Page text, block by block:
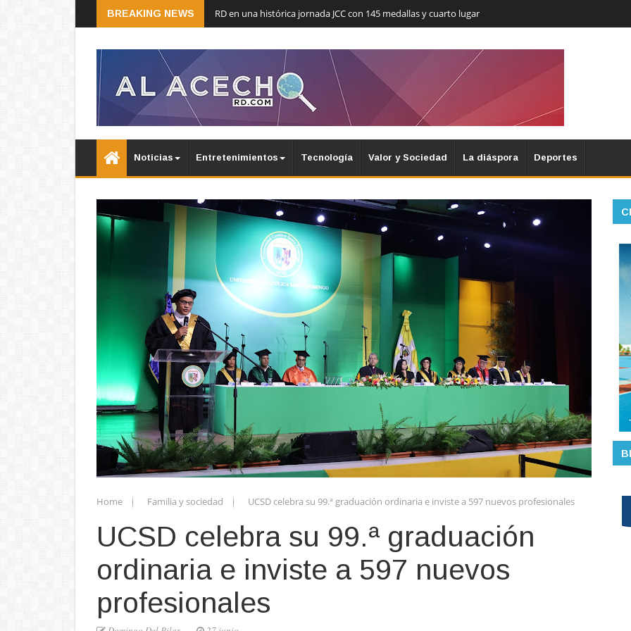
BREAKING NEWS RD en una histórica jornada JCC con 145 medallas y cuarto lugar
Noticias Entretenimientos Tecnología Valor y Sociedad La diáspora Deportes
Home Familia y sociedad UCSD celebra su 99.ª graduación ordinaria e inviste a 597 nuevos profesionales
UCSD celebra su 99.ª graduación
ordinaria e inviste a 597 nuevos
profesionales